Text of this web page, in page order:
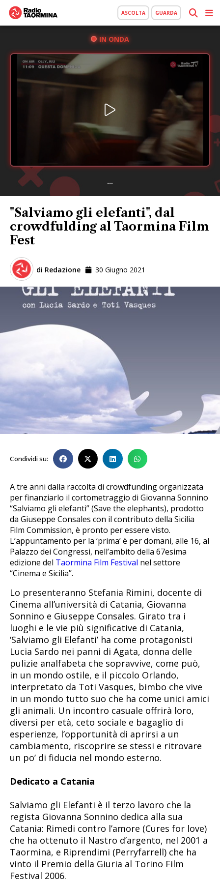
ASCOLTA GUARDA
IN ONDA
...
"Salviamo gli elefanti", dal
crowdfulding al Taormina Film
Fest
di Redazione 30 Giugno 2021
Condividi su:
A tre anni dalla raccolta di crowdfunding organizzata
per finanziarlo il cortometraggio di Giovanna Sonnino
“Salviamo gli elefanti” (Save the elephants), prodotto
da Giuseppe Consales con il contributo della Sicilia
Film Commission, è pronto per essere visto.
L’appuntamento per la ‘prima’ è per domani, alle 16, al
Palazzo dei Congressi, nell’ambito della 67esima
edizione del Taormina Film Festival nel settore
“Cinema e Sicilia”.
Lo presenteranno Stefania Rimini, docente di
Cinema all’università di Catania, Giovanna
Sonnino e Giuseppe Consales. Girato tra i
luoghi e le vie più significative di Catania,
‘Salviamo gli Elefanti’ ha come protagonisti
Lucia Sardo nei panni di Agata, donna delle
pulizie analfabeta che sopravvive, come può,
in un mondo ostile, e il piccolo Orlando,
interpretato da Toti Vasques, bimbo che vive
in un mondo tutto suo che ha come unici amici
gli animali. Un incontro casuale offrirà loro,
diversi per età, ceto sociale e bagaglio di
esperienze, l’opportunità di aprirsi a un
cambiamento, riscoprire se stessi e ritrovare
un po’ di fiducia nel mondo esterno.
Dedicato a Catania
Salviamo gli Elefanti è il terzo lavoro che la
regista Giovanna Sonnino dedica alla sua
Catania: Rimedi contro l’amore (Cures for love)
che ha ottenuto il Nastro d’argento, nel 2001 a
Taormina, e Riprendimi (Perryfarrell) che ha
vinto il Premio della Giuria al Torino Film
Festival 2006.